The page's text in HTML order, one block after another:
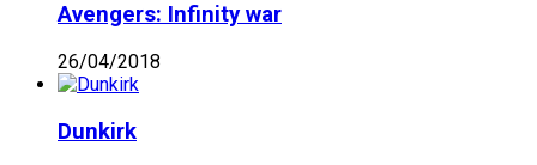
Avengers: Infinity war
26/04/2018
Dunkirk